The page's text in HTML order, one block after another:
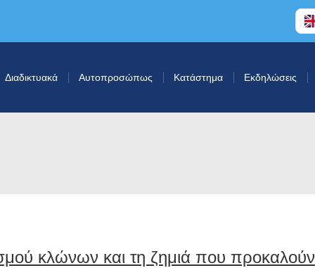
Διαδικτυακά Αυτοπροσώπως Κατάστημα Εκδηλώσεις
κλώνων και τη ζημιά που προκαλούν